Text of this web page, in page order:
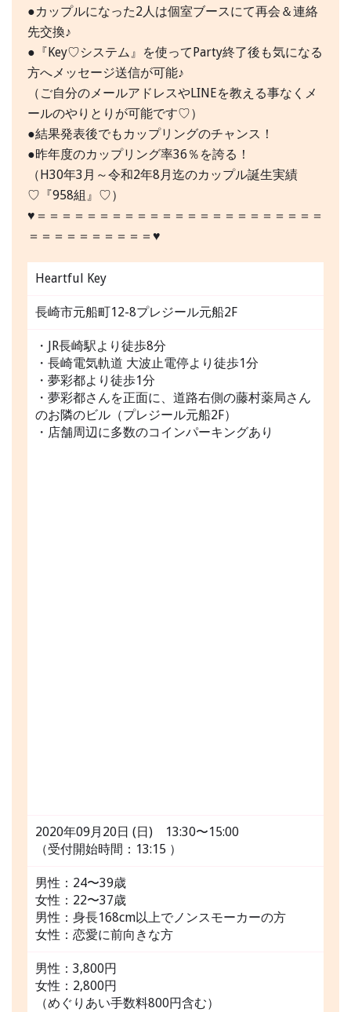
●カップルになった2人は個室ブースにて再会＆連絡
先交換♪
●『Key♡システム』を使ってParty終了後も気になる
方へメッセージ送信が可能♪
（ご自分のメールアドレスやLINEを教える事なくメ
ールのやりとりが可能です♡）
●結果発表後でもカップリングのチャンス！
●昨年度のカップリング率36％を誇る！
（H30年3月～令和2年8月迄のカップル誕生実績
♡『958組』♡）
♥＝＝＝＝＝＝＝＝＝＝＝＝＝＝＝＝＝＝＝＝＝＝＝
＝＝＝＝＝＝＝＝＝＝♥
Heartful Key
長崎市元船町12-8プレジール元船2F
・JR長崎駅より徒歩8分
・長崎電気軌道 大波止電停より徒歩1分
・夢彩都より徒歩1分
・夢彩都さんを正面に、道路右側の藤村薬局さん
のお隣のビル（プレジール元船2F）
・店舗周辺に多数のコインパーキングあり
2020年09月20日 (日) 13:30〜15:00
（受付開始時間：13:15 ）
男性：24〜39歳
女性：22〜37歳
男性：身長168cm以上でノンスモーカーの方
女性：恋愛に前向きな方
男性：3,800円
女性：2,800円
（めぐりあい手数料800円含む）